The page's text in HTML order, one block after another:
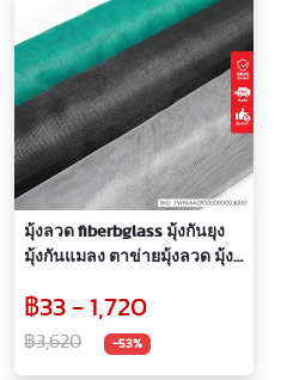
มุ้งลวด fiberbglass มุ้งกันยุง
มุ้งกันแมลง ตาข่ายมุ้งลวด มุ้ง
฿33 - 1,720
฿3,620 -53%